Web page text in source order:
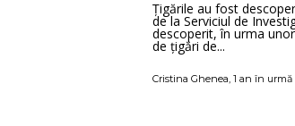
Țigările au fost
de la Serviciul de
descoperit, în urma
de țigări de...
Cristina Ghenea 1 an în urmă